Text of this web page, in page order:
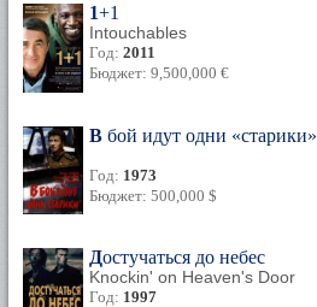
1+1
Intouchables
Год: 2011
Бюджет: 9,500,000 €
В бой идут одни «старики»
Год: 1973
Бюджет: 500,000 $
Достучаться до небес
Knockin' on Heaven's Door
Год: 1997